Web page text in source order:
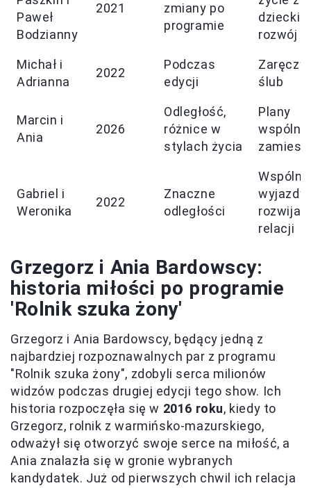
Paweł
Bodzianny
2021
zmiany po
programie
rozwój
Michał i
Adrianna
2022
Podczas
edycji
ślub
Marcin i
Ania
2026
Odległość,
różnice w
stylach życia
Plany
Gabriel i
Weronika
2022
Znaczne
odległości
Wspólne
wyjazdy,
relacji
Grzegorz i Ania Bardowscy:
historia miłości po programie
'Rolnik szuka żony'
Grzegorz i Ania Bardowscy, będący jedną z
najbardziej rozpoznawalnych par z programu
"Rolnik szuka żony", zdobyli serca milionów
widzów podczas drugiej edycji tego show. Ich
historia rozpoczęła się w 2016 roku, kiedy to
Grzegorz, rolnik z warmińsko-mazurskiego,
odważył się otworzyć swoje serce na miłość, a
Ania znalazła się w gronie wybranych
kandydatek. Już od pierwszych chwil ich relacja